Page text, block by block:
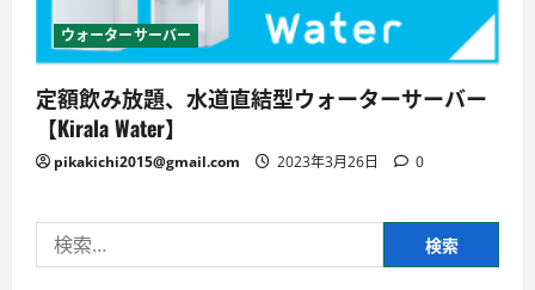
ウォーターサーバー
定額飲み放題、水道直結型ウォーターサーバー
【Kirala Water】
pikakichi2015@gmail.com 2023年3月26日 0
索: